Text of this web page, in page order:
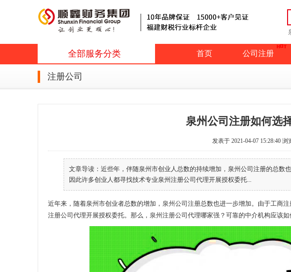
全部服务分类 首页 公司注册
注册公司
泉州公司注册如何选
发表于 2021-04-07 15:28:40 浏
文章导读：近些年，伴随泉州市创业人总数的持续增加，泉州公司注册的总数
因此许多创业人都寻找技术专业泉州注册公司代理开展授权委托...
近年来，随着泉州市创业者总数的增加， 泉州公司注册总数也进一步增加。由于工商
注册公司 代理开展授权委托。那么， 泉州注册公司 代理哪家强？可靠的中介机构应该